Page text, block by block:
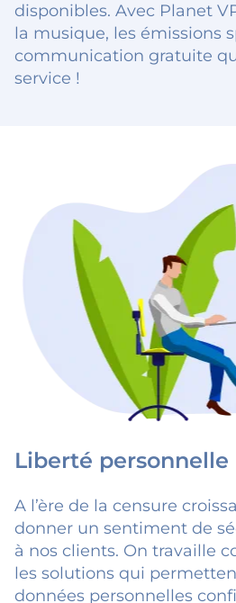
disponibles. Avec Planet
la musique, les émissions
communication gratuite
service !
Liberté personnelle
A l’ère de la censure
donner un sentiment de
à nos clients. On travaille
les solutions qui
données personnelles